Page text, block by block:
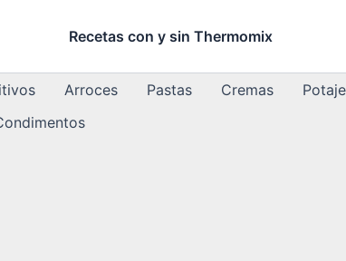
Recetas con y sin Thermomix
Arroces Pastas Cremas